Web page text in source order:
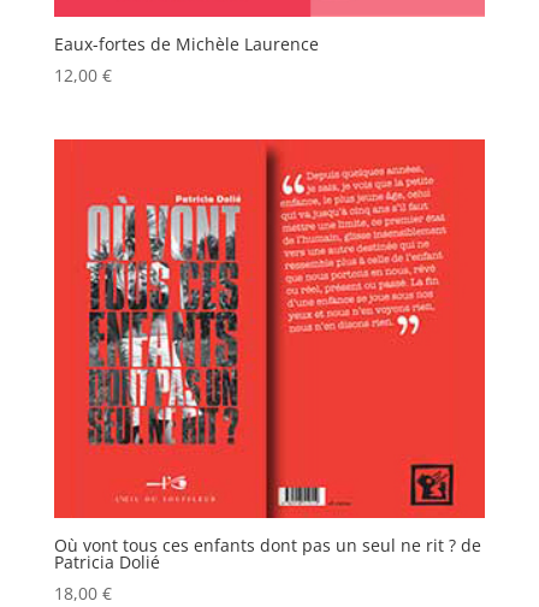
Eaux-fortes de Michèle Laurence
12,00 €
Où vont tous ces enfants dont pas un seul ne rit ? de
Patricia Dolié
18,00 €